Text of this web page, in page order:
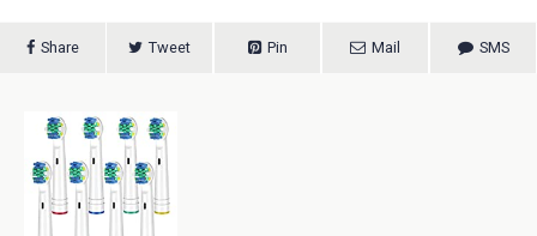
Share Tweet Pin Mail SMS